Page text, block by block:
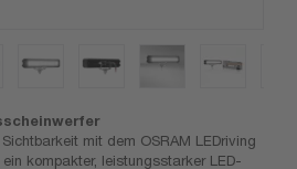
mit dem OSRAM LEDriving
kompakter, leistungsstarker LED-